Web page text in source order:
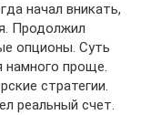
начал вникать,
Продолжил
опционы. Суть
намного проще.
стратегии.
реальный счет.